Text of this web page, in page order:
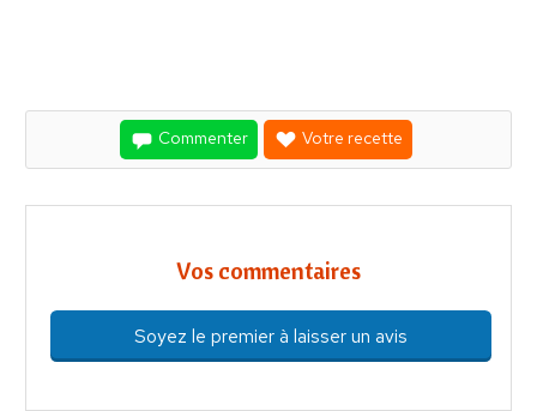
Commenter Votre recette
Vos commentaires
Soyez le premier à laisser un avis